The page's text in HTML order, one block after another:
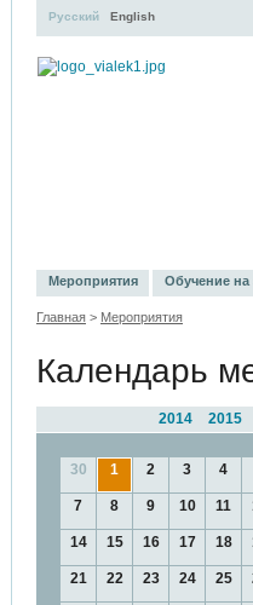
Русский English
Мероприятия Обучение на
Главная > Мероприятия
Календарь
2015
2014
30 1 2 3 4
7 8 9 10 11
14 15 16 17 18
21 22 23 24 25